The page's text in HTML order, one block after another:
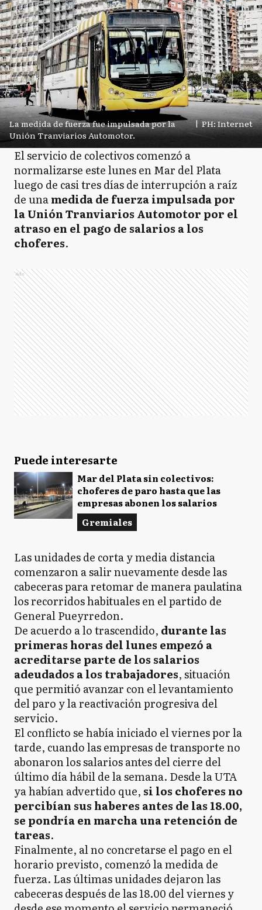
La medida de fuerza fue impulsada por la
Unión Tranviarios Automotor.
| PH: Internet
El servicio de colectivos comenzó a
normalizarse este lunes en Mar del Plata
luego de casi tres días de interrupción a raíz
de unamedida de fuerza impulsada por
la Unión Tranviarios Automotor por el
atraso en el pago de salarios a los
choferes.
Ads
Puede interesarte
Mar del Plata sin colectivos:
choferes de paro hasta que las
empresas abonen los salarios
Gremiales
Las unidades de corta y media distancia
comenzaron a salir nuevamente desde las
cabeceras para retomar de manera paulatina
los recorridos habituales en el partido de
General Pueyrredon.
De acuerdo a lo trascendido, durante las
primeras horas del lunes empezó a
acreditarse parte de los salarios
adeudados a los trabajadores, situación
que permitió avanzar con el levantamiento
del paro y la reactivación progresiva del
servicio.
El conflicto se había iniciado el viernes por la
tarde, cuando las empresas de transporte no
abonaron los salarios antes del cierre del
último día hábil de la semana. Desde la UTA
ya habían advertido que, si los choferes no
percibían sus haberes antes de las 18.00,
se pondría en marcha una retención de
tareas.
Finalmente, al no concretarse el pago en el
horario previsto, comenzó la medida de
fuerza. Las últimas unidades dejaron las
cabeceras después de las 18.00 del viernes y